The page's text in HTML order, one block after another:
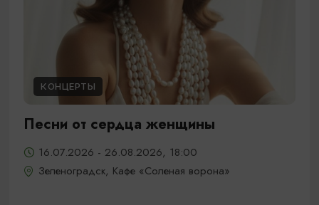
КОНЦЕРТЫ
Песни от сердца женщины
16.07.2026 - 26.08.2026, 18:00
Зеленоградск, Кафе «Соленая ворона»